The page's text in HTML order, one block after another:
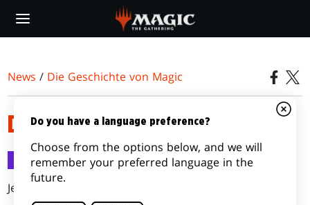
main
News / Die Geschichte von Magic
DAS ERWACHEN DES BÄREN
Die Geschichte von Magic
17. Sep. 2014
Jennifer Clarke Wilkes
Do you have a language preference?
Choose from the options below, and we will
remember your preferred language in the
future.